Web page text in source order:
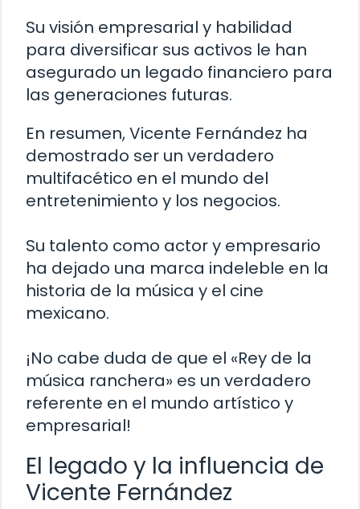
Su visión empresarial y habilidad
para diversificar sus activos le han
asegurado un legado financiero para
las generaciones futuras.
En resumen, Vicente Fernández ha
demostrado ser un verdadero
multifacético en el mundo del
entretenimiento y los negocios.
Su talento como actor y empresario
ha dejado una marca indeleble en la
historia de la música y el cine
mexicano.
¡No cabe duda de que el «Rey de la
música ranchera» es un verdadero
referente en el mundo artístico y
empresarial!
El legado y la influencia de
Vicente Fernández